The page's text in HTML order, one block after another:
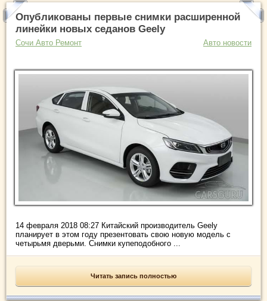
Опубликованы первые снимки расширенной
линейки новых седанов Geely
Сочи Авто Ремонт Авто новости
14 февраля 2018 08:27 Китайский производитель Geely
планирует в этом году презентовать свою новую модель с
четырьмя дверьми. Снимки купеподобного ...
Читать запись полностью